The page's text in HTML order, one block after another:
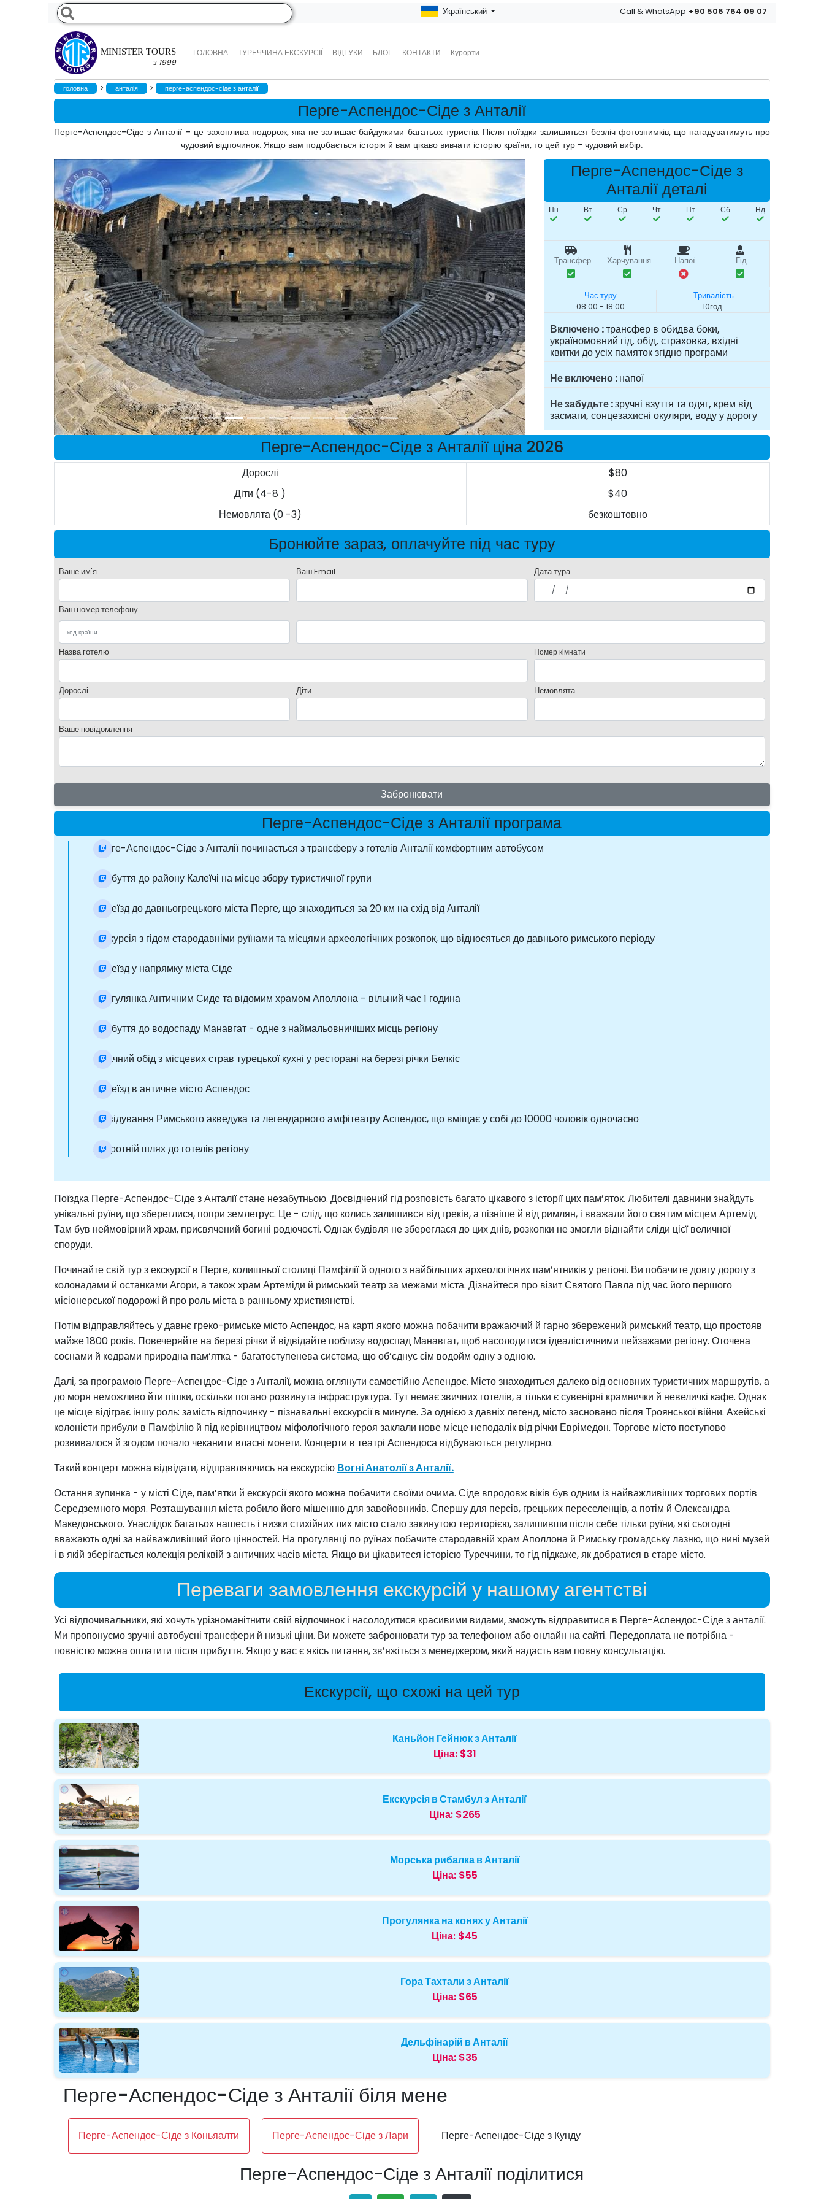
MINISTER TOURS
з 1999
ГОЛОВНА ТУРЕЧЧИНА ЕКСКУРСІЇ ВІДГУКИ БЛОГ КОНТАКТИ Курорти
Український Call & WhatsApp +90 506 764 09 07
головна > анталія > перге-аспендос-сіде з анталії
Перге-Аспендос-Сіде з Анталії
Перге-Аспендос-Сіде з Анталії – це захоплива подорож, яка не залишає байдужими багатьох туристів. Після поїздки залишиться безліч фотознимків, що нагадуватимуть про
чудовий відпочинок. Якщо вам подобається історія й вам цікаво вивчати історію країни, то цей тур - чудовий вибір.
Перге-Аспендос-Сіде з
Анталії деталі
Пн Вт Ср Чт Пт Сб Нд
Трансфер Харчування Напої Гід
Час туру
08:00 - 18:00
Тривалість
10год.
Включено трансфер в обидва боки,
україномовний гід, обід, страховка, вхідні
квитки до усіх памяток згідно програми
Не включено напої
Не забудьте зручні взуття та одяг, крем від
засмаги, сонцезахисні окуляри, воду у дорогу
Перге-Аспендос-Сіде з Анталії ціна 2026
Дорослі
$80
Діти (4-8 )
$40
Немовлята (0 -3)
безкоштовно
Бронюйте зараз, оплачуйте під час туру
Ваше им'я Ваш Email Дата тура
Ваш номер телефону
Назва готелю Номер кімнати
Дорослі Діти Немовлята
Ваше повідомлення
Забронювати
Перге-Аспендос-Сіде з Анталії програма
Перге-Аспендос-Сіде з Анталії починається з трансферу з готелів Анталії комфортним автобусом
Прибуття до району Калеїчі на місце збору туристичної групи
Переїзд до давньогрецького міста Перге, що знаходиться за 20 км на схід від Анталії
Екскурсія з гідом стародавніми руїнами та місцями археологічних розкопок, що відносяться до давнього римського періоду
Переїзд у напрямку міста Сіде
Прогулянка Античним Сиде та відомим храмом Аполлона - вільний час 1 година
Прибуття до водоспаду Манавгат - одне з наймальовничіших місць регіону
Смачний обід з місцевих страв турецької кухні у ресторані на березі річки Белкіс
Переїзд в античне місто Аспендос
Відвідування Римського акведука та легендарного амфітеатру Аспендос, що вміщає у собі до 10000 чоловік одночасно
Зворотній шлях до готелів регіону
Поїздка Перге-Аспендос-Сіде з Анталії стане незабутньою. Досвідчений гід розповість багато цікавого з історії цих пам’яток. Любителі давнини знайдуть
унікальні руїни, що збереглися, попри землетрус. Це - слід, що колись залишився від греків, а пізніше й від римлян, і вважали його святим місцем Артемід.
Там був неймовірний храм, присвячений богині родючості. Однак будівля не збереглася до цих днів, розкопки не змогли віднайти сліди цієї величної
споруди.
Починайте свій тур з екскурсії в Перге, колишньої столиці Памфілії й одного з найбільших археологічних пам’ятників у регіоні. Ви побачите довгу дорогу з
колонадами й останками Агори, а також храм Артеміди й римський театр за межами міста. Дізнайтеся про візит Святого Павла під час його першого
місіонерської подорожі й про роль міста в ранньому християнстві.
Потім відправляйтесь у давнє греко-римське місто Аспендос, на карті якого можна побачити вражаючий й гарно збережений римський театр, що простояв
майже 1800 років. Повечеряйте на березі річки й відвідайте поблизу водоспад Манавгат, щоб насолодитися ідеалістичними пейзажами регіону. Оточена
соснами й кедрами природна пам’ятка - багатоступенева система, що об’єднує сім водойм одну з одною.
Далі, за програмою Перге-Аспендос-Сіде з Анталії, можна оглянути самостійно Аспендос. Місто знаходиться далеко від основних туристичних маршрутів, а
до моря неможливо йти пішки, оскільки погано розвинута інфраструктура. Тут немає звичних готелів, а тільки є сувенірні крамнички й невеличкі кафе. Однак
це місце відіграє іншу роль: замість відпочинку - пізнавальні екскурсії в минуле. За однією з давніх легенд, місто засновано після Троянської війни. Ахейські
колоністи прибули в Памфілію й під керівництвом міфологічного героя заклали нове місце неподалік від річки Еврімедон. Торгове місто поступово
розвивалося й згодом почало чеканити власні монети. Концерти в театрі Аспендоса відбуваються регулярно.
Такий концерт можна відвідати, відправляючись на екскурсію Вогні Анатолії з Анталії.
Остання зупинка - у місті Сіде, пам’ятки й екскурсії якого можна побачити своїми очима. Сіде впродовж віків був одним із найважливіших торгових портів
Середземного моря. Розташування міста робило його мішенню для завойовників. Спершу для персів, грецьких переселенців, а потім й Олександра
Македонського. Унаслідок багатьох нашесть і низки стихійних лих місто стало закинутою територією, залишивши після себе тільки руїни, які сьогодні
вважають одні за найважливіший його цінностей. На прогулянці по руїнах побачите стародавній храм Аполлона й Римську громадську лазню, що нині музей
і в якій зберігається колекція реліквій з античних часів міста. Якщо ви цікавитеся історією Туреччини, то гід підкаже, як добратися в старе місто.
Переваги замовлення екскурсій у нашому агентстві
Усі відпочивальники, які хочуть урізноманітнити свій відпочинок і насолодитися красивими видами, зможуть відправитися в Перге-Аспендос-Сіде з анталії.
Ми пропонуємо зручні автобусні трансфери й низькі ціни. Ви можете забронювати тур за телефоном або онлайн на сайті. Передоплата не потрібна -
повністю можна оплатити після прибуття. Якщо у вас є якісь питання, зв’яжіться з менеджером, який надасть вам повну консультацію.
Екскурсії, що схожі на цей тур
Каньйон Гейнюк з Анталії
Ціна: $31
Екскурсія в Стамбул з Анталії
Ціна: $265
Морська рибалка в Анталії
Ціна: $55
Прогулянка на конях у Анталії
Ціна: $45
Гора Тахтали з Анталії
Ціна: $65
Дельфінарій в Анталії
Ціна: $35
Перге-Аспендос-Сіде з Анталії біля мене
Перге-Аспендос-Сіде з Коньяалти Перге-Аспендос-Сіде з Лари Перге-Аспендос-Сіде з Кунду
Перге-Аспендос-Сіде з Анталії поділитися